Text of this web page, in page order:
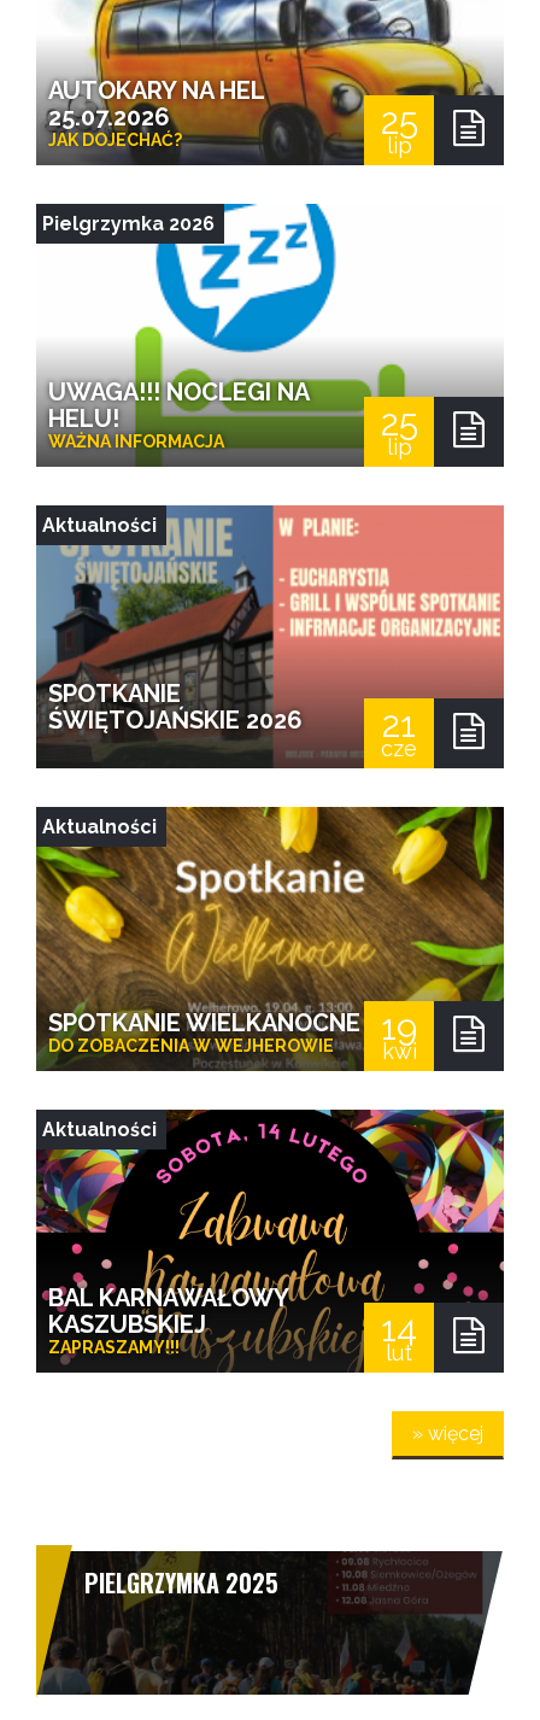
25
lip
AUTOKARY NA HEL
25.07.2026
JAK DOJECHAĆ?
25
lip
UWAGA!!! NOCLEGI NA
HELU!
WAŻNA INFORMACJA
Pielgrzymka 2026
21
cze
SPOTKANIE
ŚWIĘTOJAŃSKIE 2026
Aktualności
19
kwi
SPOTKANIE WIELKANOCNE
DO ZOBACZENIA W WEJHEROWIE
Aktualności
14
lut
BAL KARNAWAŁOWY
KASZUBSKIEJ
ZAPRASZAMY!!!
Aktualności
» więcej
PIELGRZYMKA 2025